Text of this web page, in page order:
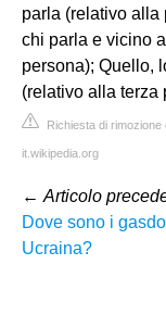
parla (relativo alla
chi parla e vicino
persona); Quello,
(relativo alla terza
Richiesta di rimozione
it.wikipedia.org
← Articolo
Dove sono i
Ucraina?